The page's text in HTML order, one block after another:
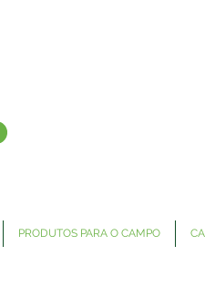
PRODUTOS PARA O CAMPO